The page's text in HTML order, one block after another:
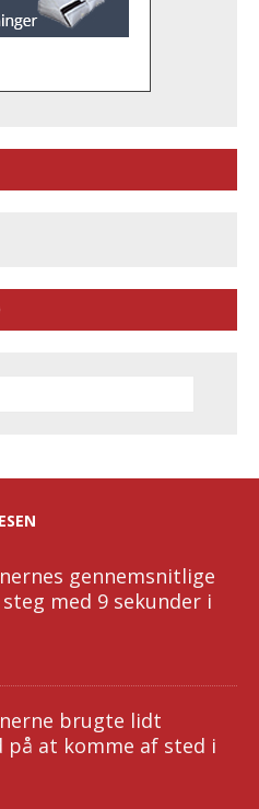
gennemsnitlige
med 9 sekunder i
brugte lidt
at komme af sted i